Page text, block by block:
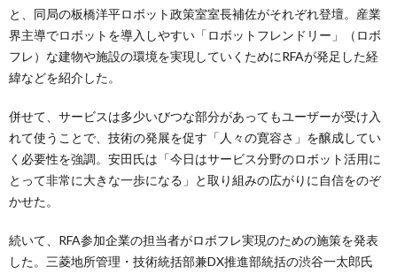
と、同局の板橋洋平ロボット政策室室長補佐がそれぞれ登壇。産業
界主導でロボットを導入しやすい「ロボットフレンドリー」（ロボ
フレ）な建物や施設の環境を実現していくためにRFAが発足した経
緯などを紹介した。
併せて、サービスは多少いびつな部分があってもユーザーが受け入
れて使うことで、技術の発展を促す「人々の寛容さ」を醸成してい
く必要性を強調。安田氏は「今日はサービス分野のロボット活用に
とって非常に大きな一歩になる」と取り組みの広がりに自信をのぞ
かせた。
続いて、RFA参加企業の担当者がロボフレ実現のための施策を発表
した。三菱地所管理・技術統括部兼DX推進部統括の渋谷一太郎氏